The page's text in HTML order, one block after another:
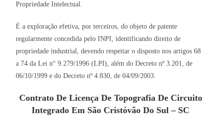
Propriedade Intelectual.
É a exploração efetiva, por terceiros, do objeto de patente
regularmente concedida pelo INPI, identificando direito de
propriedade industrial, devendo respeitar o disposto nos artigos 68
a 74 da Lei n° 9.279/1996 (LPI), além do Decreto nº 3.201, de
06/10/1999 e do Decreto nº 4.830, de 04/09/2003.
Contrato De Licença De Topografia De Circuito
Integrado Em São Cristóvão Do Sul – SC